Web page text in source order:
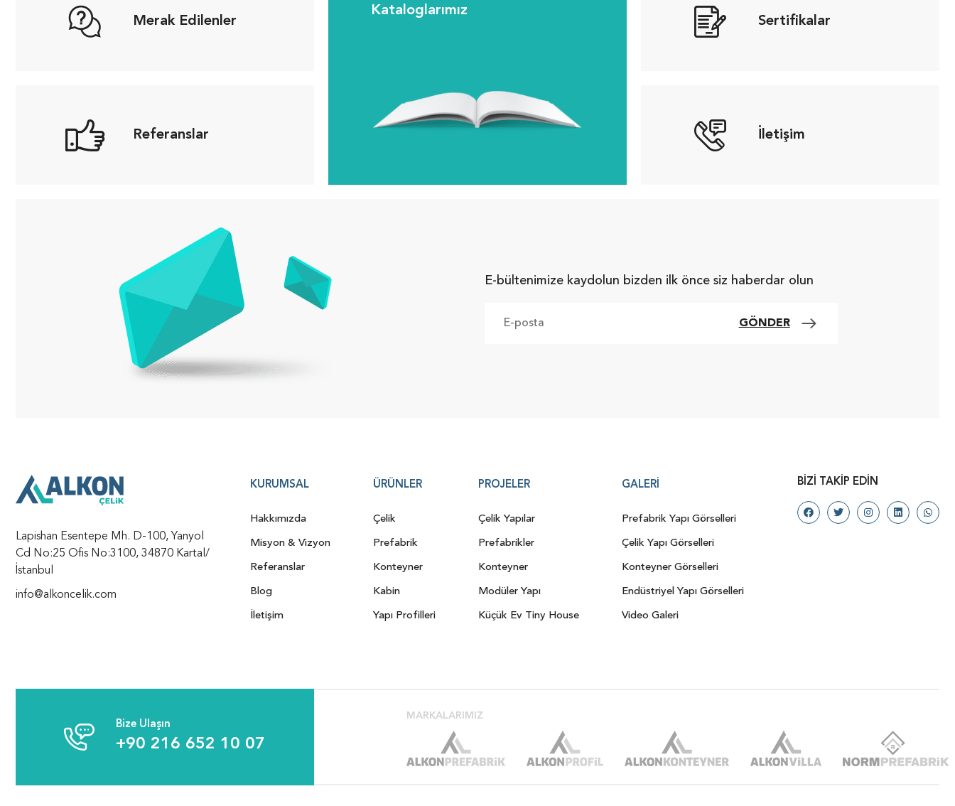
Merak Edilenler
Referanslar
Kataloglarımız
Sertifikalar
İletişim
E-bültenimize kaydolun bizden ilk önce siz haberdar olun
GÖNDER
Lapishan Esentepe Mh. D-100, Yanyol
Cd No:25 Ofis No:3100, 34870 Kartal/
İstanbul
info@alkoncelik.com
KURUMSAL
Hakkımızda
Misyon & Vizyon
Referanslar
Blog
İletişim
ÜRÜNLER
Çelik
Prefabrik
Konteyner
Kabin
Yapı Profilleri
PROJELER
Çelik Yapılar
Prefabrikler
Konteyner
Modüler Yapı
Küçük Ev Tiny House
GALERI
Prefabrik Yapı Görselleri
Çelik Yapı Görselleri
Konteyner Görselleri
Endüstriyel Yapı Görselleri
Video Galeri
BIZI TAKIP EDIN
Bize Ulaşın
+90 216 652 10 07
MARKALARIMIZ